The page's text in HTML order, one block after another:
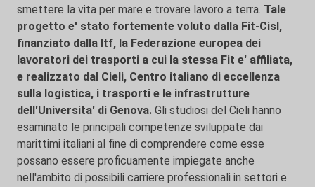
smettere la vita per mare e trovare lavoro a terra. Tale
progetto e' stato fortemente voluto dalla Fit-Cisl,
finanziato dalla Itf, la Federazione europea dei
lavoratori dei trasporti a cui la stessa Fit e' affiliata,
e realizzato dal Cieli, Centro italiano di eccellenza
sulla logistica, i trasporti e le infrastrutture
dell'Universita' di Genova. Gli studiosi del Cieli hanno
esaminato le principali competenze sviluppate dai
marittimi italiani al fine di comprendere come esse
possano essere proficuamente impiegate anche
nell'ambito di possibili carriere professionali in settori e